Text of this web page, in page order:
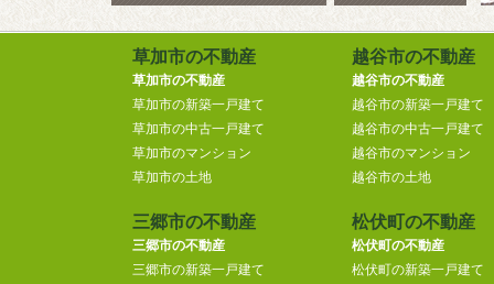
草加市の不動産
草加市の不動産
草加市の新築一戸建て
草加市の中古一戸建て
草加市のマンション
草加市の土地
越谷市の不動産
越谷市の不動産
越谷市の新築一戸建て
越谷市の中古一戸建て
越谷市のマンション
越谷市の土地
三郷市の不動産
三郷市の不動産
三郷市の新築一戸建て
松伏町の不動産
松伏町の不動産
松伏町の新築一戸建て